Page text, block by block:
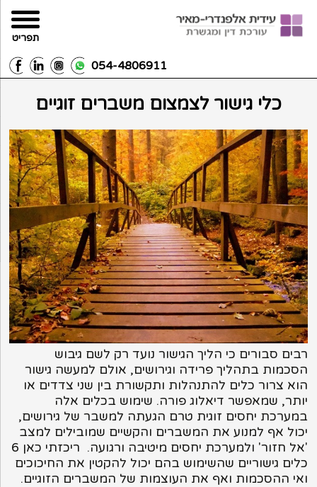
054-4806911
כלי גישור לצמצום משברים זוגיים
רבים סבורים כי הליך הגישור נועד רק לשם גיבוש
הסכמות בתהליך פרידה וגירושים, אולם למעשה גישור
הוא צרור כלים להתנהלות ותקשורת בין שני צדדים או
יותר, שמאפשר דיאלוג פורה. שימוש בכלים אלה
במערכת יחסים זוגית טרם הגעתה למשבר של גירושים,
יכול אף למנוע את המשברים והקשיים שמובילים למצב
'אל חזור' ולמערכת יחסים מיטיבה ורגועה.
ריכזתי כאן 6
כלים גישוריים שהשימוש בהם יכול להקטין את החיכוכים
ואי ההסכמות ואף את העוצמות של המשברים הזוגיים.
תפריט